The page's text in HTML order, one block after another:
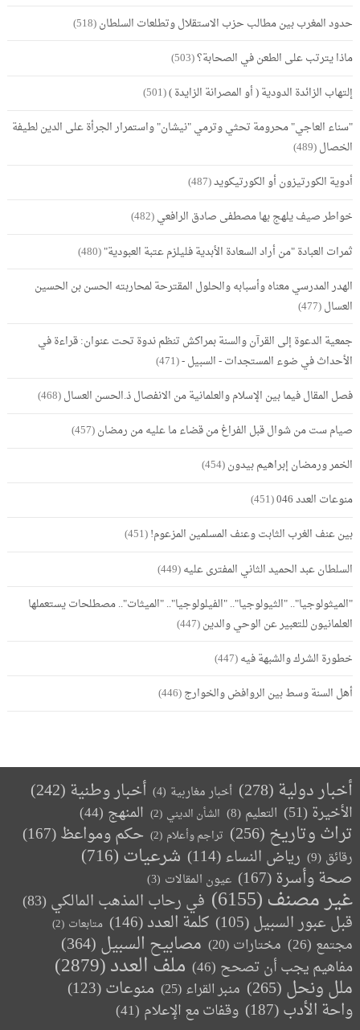
حدود المغرب بين مطالب حزب الاستقلال وتطلعات السلطان(518)
ماذا يترتب على الطعن في الصحابة؟(503)
إلتهاب الزائدة الدودية ( أو المصرانة الزايدة )(501)
"سناء العاجي" محرومة تحثي وترمي "نيشان" واستمرار الجرأة على الدين لطيفة
الخصال(489)
أدوية الكورتيزون أو الكورتيكويد(487)
خواطر صيف يلهج بها مصطفى صادق الرافعي(482)
ثمرات العبادة "من أراد السعادة الأبدية فليلزم عتبة العبودية"(480)
الهدر المدرسي معناه وأسبابه والحلول المقترحة لمحاربته الحسن بن الحسين
العسال(477)
جمعية الدعوة إلى القرآن والسنة بمراكش تنظم ندوة تحت عنوان: قراءة في
الأحداث في ضوء المستجدات - السبيل -(471)
فصل المقال فيما بين الإسلام والعلمانية من الانفصال ذ.الحسن العسال(468)
صيام ست من شوال قبل الفراغ من قضاء ما عليه من رمضان(457)
الخمر ورمضان إبراهيم بيدون(454)
منوعات العدد 046
(451)
بين عنف الغرب الثابت وعنف المسلمين المزعوم!(451)
السلطان عبد الحميد الثاني المفترى عليه(449)
"الميثولوجيا".. "الثيولوجيا".. "الفيلولوجيا".. "الميثات".. مصطلحات يستعملها
العلمانيون للتعبير عن الوحي والدين(447)
خطورة الشرك والشبهة فيه(447)
أهل السنة وسط بين الروافض والخوارج(446)
أخبار دولية (278) أخبار مغاربية (4) أخبار وطنية(242)
الأخيرة (51) التعليم (8) الشأن الديني (2) المنهج (44)
تراث وتاريخ(256) تراجم وأعلام (2) حكم ومواعظ(167)
رقائق (9) رياض النساء(114) شرعيات(716)
صحة وأسرة(167) عيون المقالات (3)
غير مصنف(6155) في رحاب المذهب المالكي (83)
قبل عبور السبيل(105) كلمة العدد(146) متابعات (2)
مجتمع (26) مختارات (20) مصابيح السبيل(364)
مفاهيم يجب أن تصحح (46) ملف العدد(2879)
ملل ونحل(265) منبر القراء(25) منوعات(123)
واحة الأدب(187) وقفات مع الإعلام (41)